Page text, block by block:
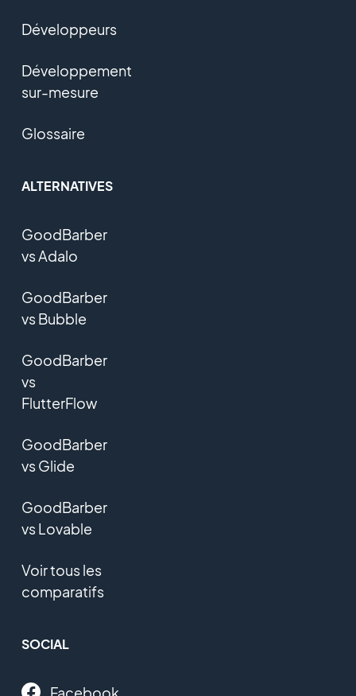
Développeurs
Développement
sur-mesure
Glossaire
ALTERNATIVES
GoodBarber
vs Adalo
GoodBarber
vs Bubble
GoodBarber
vs
FlutterFlow
GoodBarber
vs Glide
GoodBarber
vs Lovable
Voir tous les
comparatifs
SOCIAL
Facebook